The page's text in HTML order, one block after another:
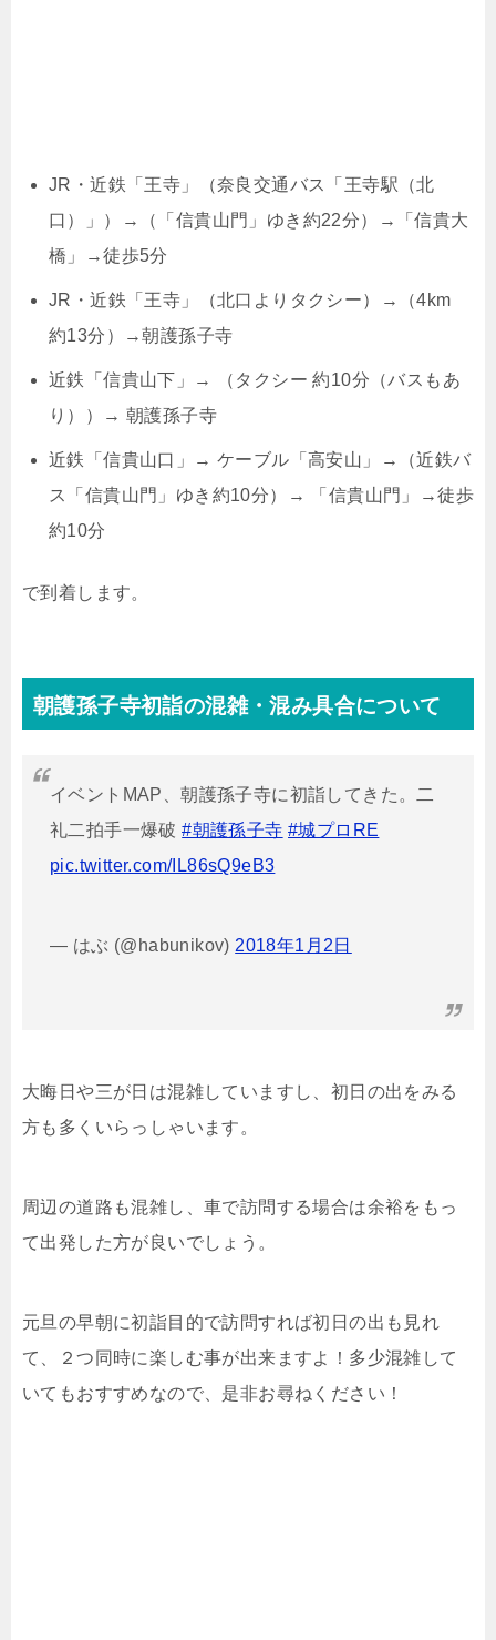
JR・近鉄「王寺」（奈良交通バス「王寺駅（北
口）」）→（「信貴山門」ゆき約22分）→「信貴大
橋」→徒歩5分
JR・近鉄「王寺」（北口よりタクシー）→（4km
約13分）→朝護孫子寺
近鉄「信貴山下」→ （タクシー 約10分（バスもあ
り））→ 朝護孫子寺
近鉄「信貴山口」→ ケーブル「高安山」→（近鉄バ
ス「信貴山門」ゆき約10分）→ 「信貴山門」→徒歩
約10分
で到着します。
朝護孫子寺初詣の混雑・混み具合について
イベントMAP、朝護孫子寺に初詣してきた。二
礼二拍手一爆破#朝護孫子寺 #城プロRE
pic.twitter.com/IL86sQ9eB3
— はぶ (@habunikov) 2018年1月2日
大晦日や三が日は混雑していますし、初日の出をみる
方も多くいらっしゃいます。
周辺の道路も混雑し、車で訪問する場合は余裕をもっ
て出発した方が良いでしょう。
元旦の早朝に初詣目的で訪問すれば初日の出も見れ
て、２つ同時に楽しむ事が出来ますよ！多少混雑して
いてもおすすめなので、是非お尋ねください！